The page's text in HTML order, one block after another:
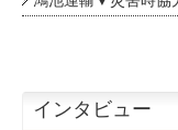
インタビュー